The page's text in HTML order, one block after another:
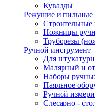
Кувалды
Режушие и пильные
Строительные
Ножницы
Труборезы
Ручной инструмент
Для
Малярный и
Наборы
Паяльное
Ручной
Слесарно -